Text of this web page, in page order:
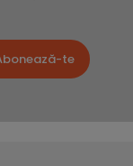
te